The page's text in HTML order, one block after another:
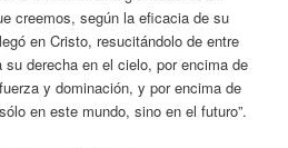
creemos, según la eficacia de su
en Cristo, resucitándolo de entre
derecha en el cielo, por encima de
y dominación, y por encima de
en este mundo, sino en el futuro”.